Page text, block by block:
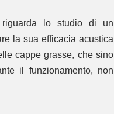
riguarda lo studio di un
la sua efficacia acustica
cappe grasse, che sino
il funzionamento, non